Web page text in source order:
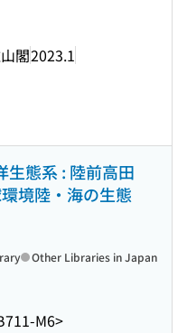
閣2023.1
生態系 : 陸前高田
境陸・海の生態
M6>
Other Libraries in Japan